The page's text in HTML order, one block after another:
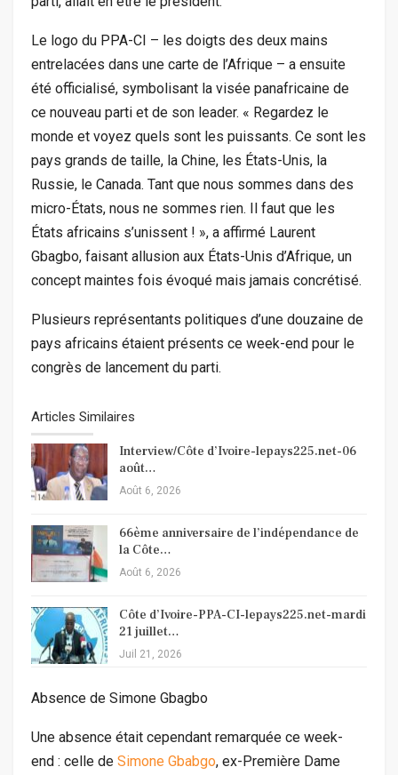
Le logo du PPA-CI – les doigts des deux mains
entrelacées dans une carte de l’Afrique – a ensuite
été officialisé, symbolisant la visée panafricaine de
ce nouveau parti et de son leader. « Regardez le
monde et voyez quels sont les puissants. Ce sont les
pays grands de taille, la Chine, les États-Unis, la
Russie, le Canada. Tant que nous sommes dans des
micro-États, nous ne sommes rien. Il faut que les
États africains s’unissent ! », a affirmé Laurent
Gbagbo, faisant allusion aux États-Unis d’Afrique, un
concept maintes fois évoqué mais jamais concrétisé.
Plusieurs représentants politiques d’une douzaine de
pays africains étaient présents ce week-end pour le
congrès de lancement du parti.
Articles Similaires
Interview/Côte d’Ivoire-lepays225.net-06
août…
Août 6, 2026
66ème anniversaire de l’indépendance de
la Côte…
Août 6, 2026
Côte d’Ivoire-PPA-CI-lepays225.net-mardi
21 juillet…
Juil 21, 2026
Absence de Simone Gbagbo
Une absence était cependant remarquée ce week-
end : celle de Simone Gbabgo, ex-Première Dame